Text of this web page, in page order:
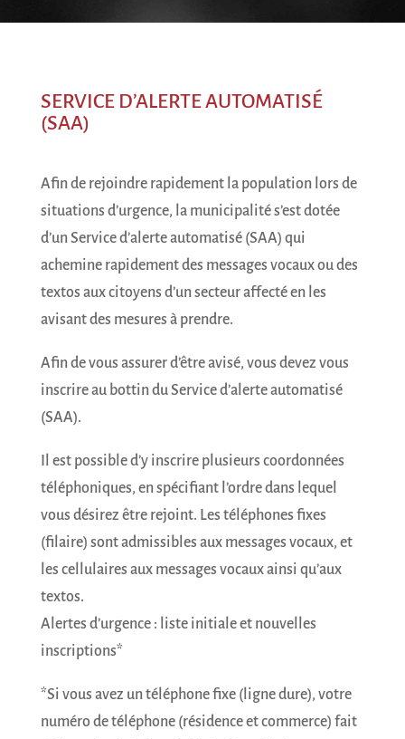
SERVICE D’ALERTE AUTOMATISÉ
(SAA)
Afin de rejoindre rapidement la population lors de
situations d’urgence, la municipalité s’est dotée
d’un Service d’alerte automatisé (SAA) qui
achemine rapidement des messages vocaux ou des
textos aux citoyens d’un secteur affecté en les
avisant des mesures à prendre.
Afin de vous assurer d’être avisé, vous devez vous
inscrire au bottin du Service d’alerte automatisé
(SAA).
Il est possible d’y inscrire plusieurs coordonnées
téléphoniques, en spécifiant l’ordre dans lequel
vous désirez être rejoint. Les téléphones fixes
(filaire) sont admissibles aux messages vocaux, et
les cellulaires aux messages vocaux ainsi qu’aux
textos.
Alertes d’urgence : liste initiale et nouvelles
inscriptions*
*Si vous avez un téléphone fixe (ligne dure), votre
numéro de téléphone (résidence et commerce) fait